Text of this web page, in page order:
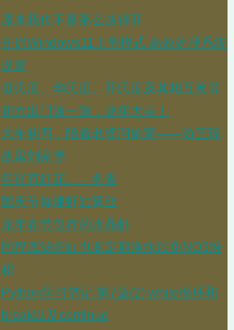
原来我也不是那么放得开
开启Windows11上帝模式 高效处理系统
设置
摄氏度、华氏度、开氏度及其相互换算
初六出门遛一遛，龙年大吉！
大年初四，陪着老婆回娘家——游王琼
故里刘家堡
年宵有红花——冬青
国庆节修建虾缸莫丝
龙年春节仅存的水晶虾
同程底滤虾缸也要定期换水以免NO3堆
积
Python学习笔记 第7章(2) while循环和
break以及continue